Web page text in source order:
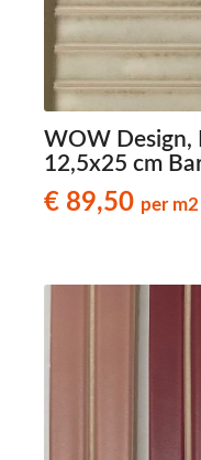
WOW Design,
12,5x25 cm
€ 89,50 per m2